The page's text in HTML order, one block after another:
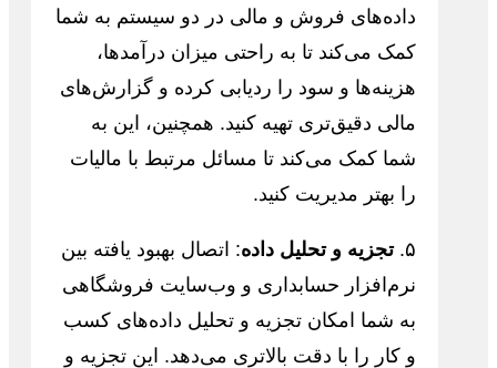
داده‌های فروش و مالی در دو سیستم به شما
کمک می‌کند تا به راحتی میزان درآمدها،
هزینه‌ها و سود را ردیابی کرده و گزارش‌های
مالی دقیق‌تری تهیه کنید. همچنین، این به
شما کمک می‌کند تا مسائل مرتبط با مالیات
را بهتر مدیریت کنید.
۵. تجزیه و تحلیل داده: اتصال بهبود یافته بین
نرم‌افزار حسابداری و وب‌سایت فروشگاهی
به شما امکان تجزیه و تحلیل داده‌های کسب
و کار را با دقت بالاتری می‌دهد. این تجزیه و